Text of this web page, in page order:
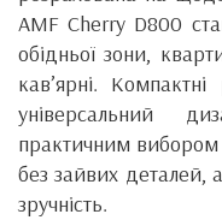
AMF Cherry D800
обідньої зони,
кав’ярні.
універсальний
практичним вибором
без зайвих деталей,
зручність.